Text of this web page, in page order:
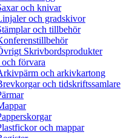
och knivar
och gradskivor
och tillbehör
Skrivbordsprodukter
och förvara
och arkivkartong
och tidskriftssamlare
och mappar